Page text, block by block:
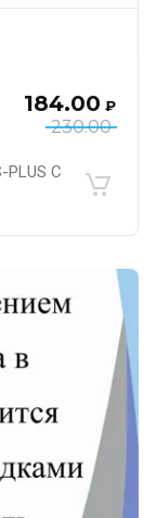
230.00
184.00 ₽
С